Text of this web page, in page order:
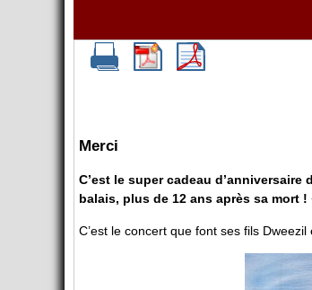
Merci
C’est le super cadeau
balais, plus de 12 ans après sa mort
C’est le concert que font ses fils